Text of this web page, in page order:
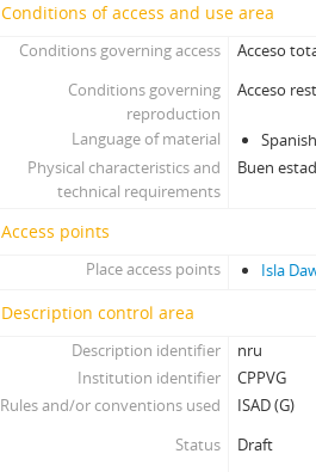
Conditions of access and use area
Conditions governing access
Acceso
Conditions governing
reproduction
Acceso
Language of material
Spanish
Physical characteristics and
technical requirements
Buen
Access points
Place access points Isla
Description control area
Description identifier
nru
Institution identifier
CPPVG
Rules and/or conventions used
ISAD (G)
Status
Draft